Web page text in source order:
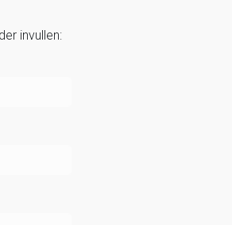
invullen: